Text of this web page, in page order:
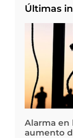
Últimas
Alarma en
aumento